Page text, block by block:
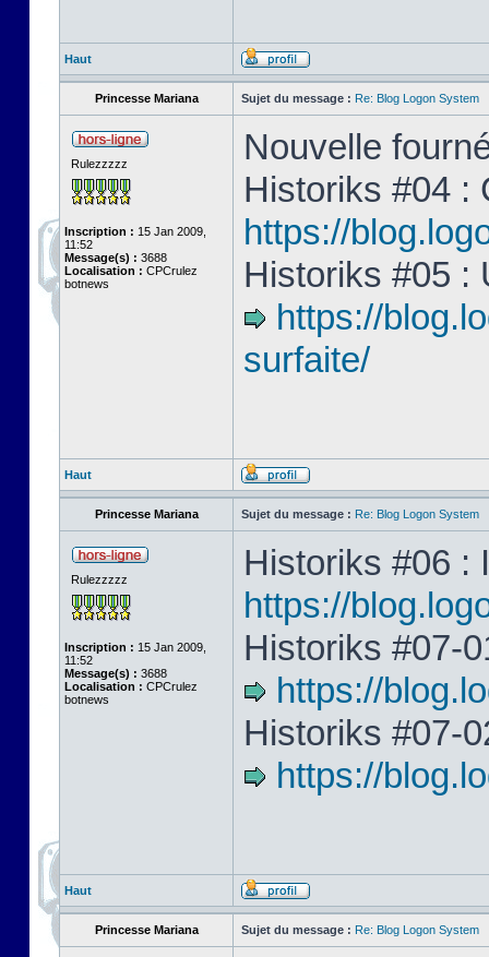
Haut
Princesse Mariana Sujet du message : Re: Blog Logon System
Rulezzzzz
Inscription : 15 Jan 2009,
11:52
Message(s) : 3688
Localisation : CPCrulez
botnews
Nouvelle
Historiks #04 :
https://
Historiks #05 :
https://
surfaite/
Haut
Princesse Mariana Sujet du message : Re: Blog Logon System
Rulezzzzz
Inscription : 15 Jan 2009,
11:52
Message(s) : 3688
Localisation : CPCrulez
botnews
Historiks #06 :
https://
Historiks #07-
https://
Historiks #07-
https://
Haut
Princesse Mariana Sujet du message : Re: Blog Logon System